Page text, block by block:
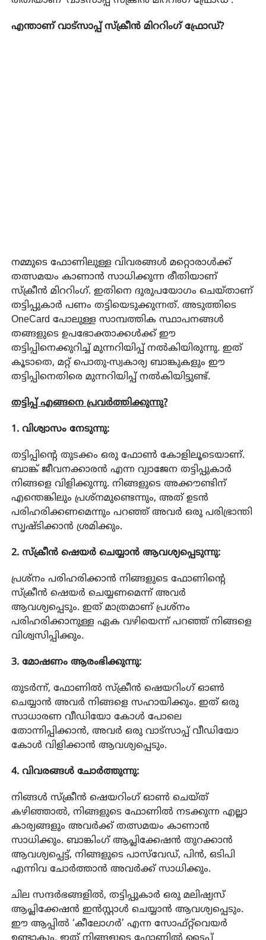
എന്താണ് വാട്സാപ്പ് സ്ക്രീൻ മിററിംഗ് ഫ്രോഡ്?
നമ്മുടെ ഫോണിലുള്ള വിവരങ്ങൾ മറ്റൊരാൾക്ക്
തത്സമയം കാണാൻ സാധിക്കുന്ന രീതിയാണ്
സ്ക്രീൻ മിററിംഗ്. ഇതിനെ ദുരുപയോഗം ചെയ്താണ്
തട്ടിപ്പുകാർ പണം തട്ടിയെടുക്കുന്നത്. അടുത്തിടെ
OneCard പോലുള്ള സാമ്പത്തിക സ്ഥാപനങ്ങൾ
തങ്ങളുടെ ഉപഭോക്താക്കൾക്ക് ഈ
തട്ടിപ്പിനെക്കുറിച്ച് മുന്നറിയിപ്പ് നൽകിയിരുന്നു. ഇത്
കൂടാതെ, മറ്റ് പൊതു-സ്വകാര്യ ബാങ്കുകളും ഈ
തട്ടിപ്പിനെതിരെ മുന്നറിയിപ്പ് നൽകിയിട്ടുണ്ട്.
തട്ടിപ്പ് എങ്ങനെ പ്രവർത്തിക്കുന്നു?
1. വിശ്വാസം നേടുന്നു:
തട്ടിപ്പിന്റെ തുടക്കം ഒരു ഫോൺ കോളിലൂടെയാണ്.
ബാങ്ക് ജീവനക്കാരൻ എന്ന വ്യാജേന തട്ടിപ്പുകാർ
നിങ്ങളെ വിളിക്കുന്നു. നിങ്ങളുടെ അക്കൗണ്ടിന്
എന്തെങ്കിലും പ്രശ്നമുണ്ടെന്നും, അത് ഉടൻ
പരിഹരിക്കണമെന്നും പറഞ്ഞ് അവർ ഒരു പരിഭ്രാന്തി
സൃഷ്ടിക്കാൻ ശ്രമിക്കും.
2. സ്ക്രീൻ ഷെയർ ചെയ്യാൻ ആവശ്യപ്പെടുന്നു:
പ്രശ്നം പരിഹരിക്കാൻ നിങ്ങളുടെ ഫോണിന്റെ
സ്ക്രീൻ ഷെയർ ചെയ്യണമെന്ന് അവർ
ആവശ്യപ്പെടും. ഇത് മാത്രമാണ് പ്രശ്നം
പരിഹരിക്കാനുള്ള ഏക വഴിയെന്ന് പറഞ്ഞ് നിങ്ങളെ
വിശ്വസിപ്പിക്കും.
3. മോഷണം ആരംഭിക്കുന്നു:
തുടർന്ന്, ഫോണിൽ സ്ക്രീൻ ഷെയറിംഗ് ഓൺ
ചെയ്യാൻ അവർ നിങ്ങളെ സഹായിക്കും. ഇത് ഒരു
സാധാരണ വീഡിയോ കോൾ പോലെ
തോന്നിപ്പിക്കാൻ, അവർ ഒരു വാട്സാപ്പ് വീഡിയോ
കോൾ വിളിക്കാൻ ആവശ്യപ്പെടും.
4. വിവരങ്ങൾ ചോർത്തുന്നു:
നിങ്ങൾ സ്ക്രീൻ ഷെയറിംഗ് ഓൺ ചെയ്ത്
കഴിഞ്ഞാൽ, നിങ്ങളുടെ ഫോണിൽ നടക്കുന്ന എല്ലാ
കാര്യങ്ങളും അവർക്ക് തത്സമയം കാണാൻ
സാധിക്കും. ബാങ്കിംഗ് ആപ്ലിക്കേഷൻ തുറക്കാൻ
ആവശ്യപ്പെട്ട്, നിങ്ങളുടെ പാസ്‌വേഡ്, പിൻ, ഒടിപി
എന്നിവ ചോർത്താൻ അവർക്ക് സാധിക്കും.
ചില സന്ദർഭങ്ങളിൽ, തട്ടിപ്പുകാർ ഒരു മലിഷ്യസ്
ആപ്ലിക്കേഷൻ ഇൻസ്റ്റാൾ ചെയ്യാൻ ആവശ്യപ്പെടും.
ഈ ആപ്പിൽ ‘കീലോഗർ’ എന്ന സോഫ്റ്റ്‌വെയർ